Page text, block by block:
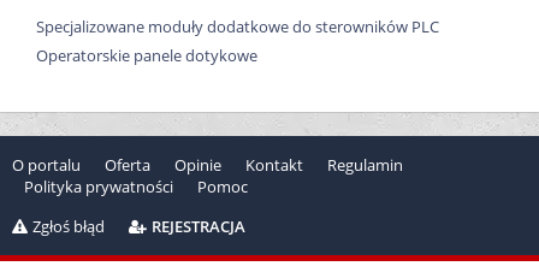
Specjalizowane moduły dodatkowe do sterowników PLC
Operatorskie panele dotykowe
O portalu Oferta Opinie Kontakt
Regulamin
Polityka prywatności
Pomoc
Zgłoś błąd
REJESTRACJA